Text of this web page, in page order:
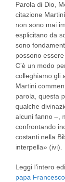
Parola di Dio,
citazione
non sono mai
esplicitano da
sono
possono
C’è un modo
colleghiamo gli
Martini
parola, questa
qualche
alcuni fanno –,
confrontando
costanti nella
interpella» (ivi).
Leggi l’intero
papa Francesco